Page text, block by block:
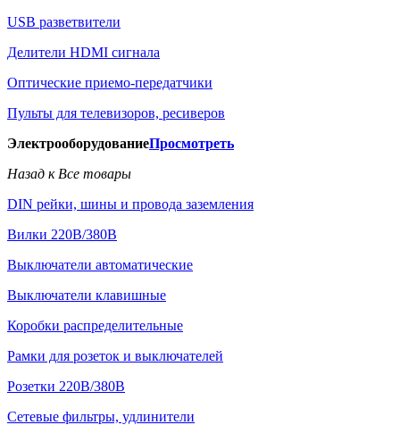
USB разветвители
Делители HDMI сигнала
Оптические приемо-передатчики
Пульты для телевизоров, ресиверов
ЭлектрооборудованиеПросмотреть
Назад к Все товары
DIN рейки, шины и провода заземления
Вилки 220В/380В
Выключатели автоматические
Выключатели клавишные
Коробки распределительные
Рамки для розеток и выключателей
Розетки 220В/380В
Сетевые фильтры, удлинители